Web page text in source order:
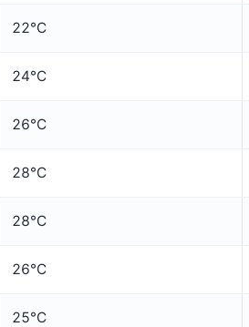
22°C
24°C
26°C
28°C
28°C
26°C
25°C